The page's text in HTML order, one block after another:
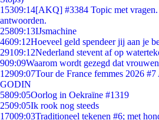
15309:14[AKQ] #3384 Topic met vragen.
antwoorden.
25809:13IJsmachine
4609:12Hoeveel geld spendeer jij aan je
29109:12Nederland stevent af op
909:09Waarom wordt gezegd dat
12909:07Tour de France femmes 2026
GODIN
5809:05Oorlog in Oekraïne #1319
2509:05Ik rook nog steeds
17009:03Traditioneel tekenen #6; met